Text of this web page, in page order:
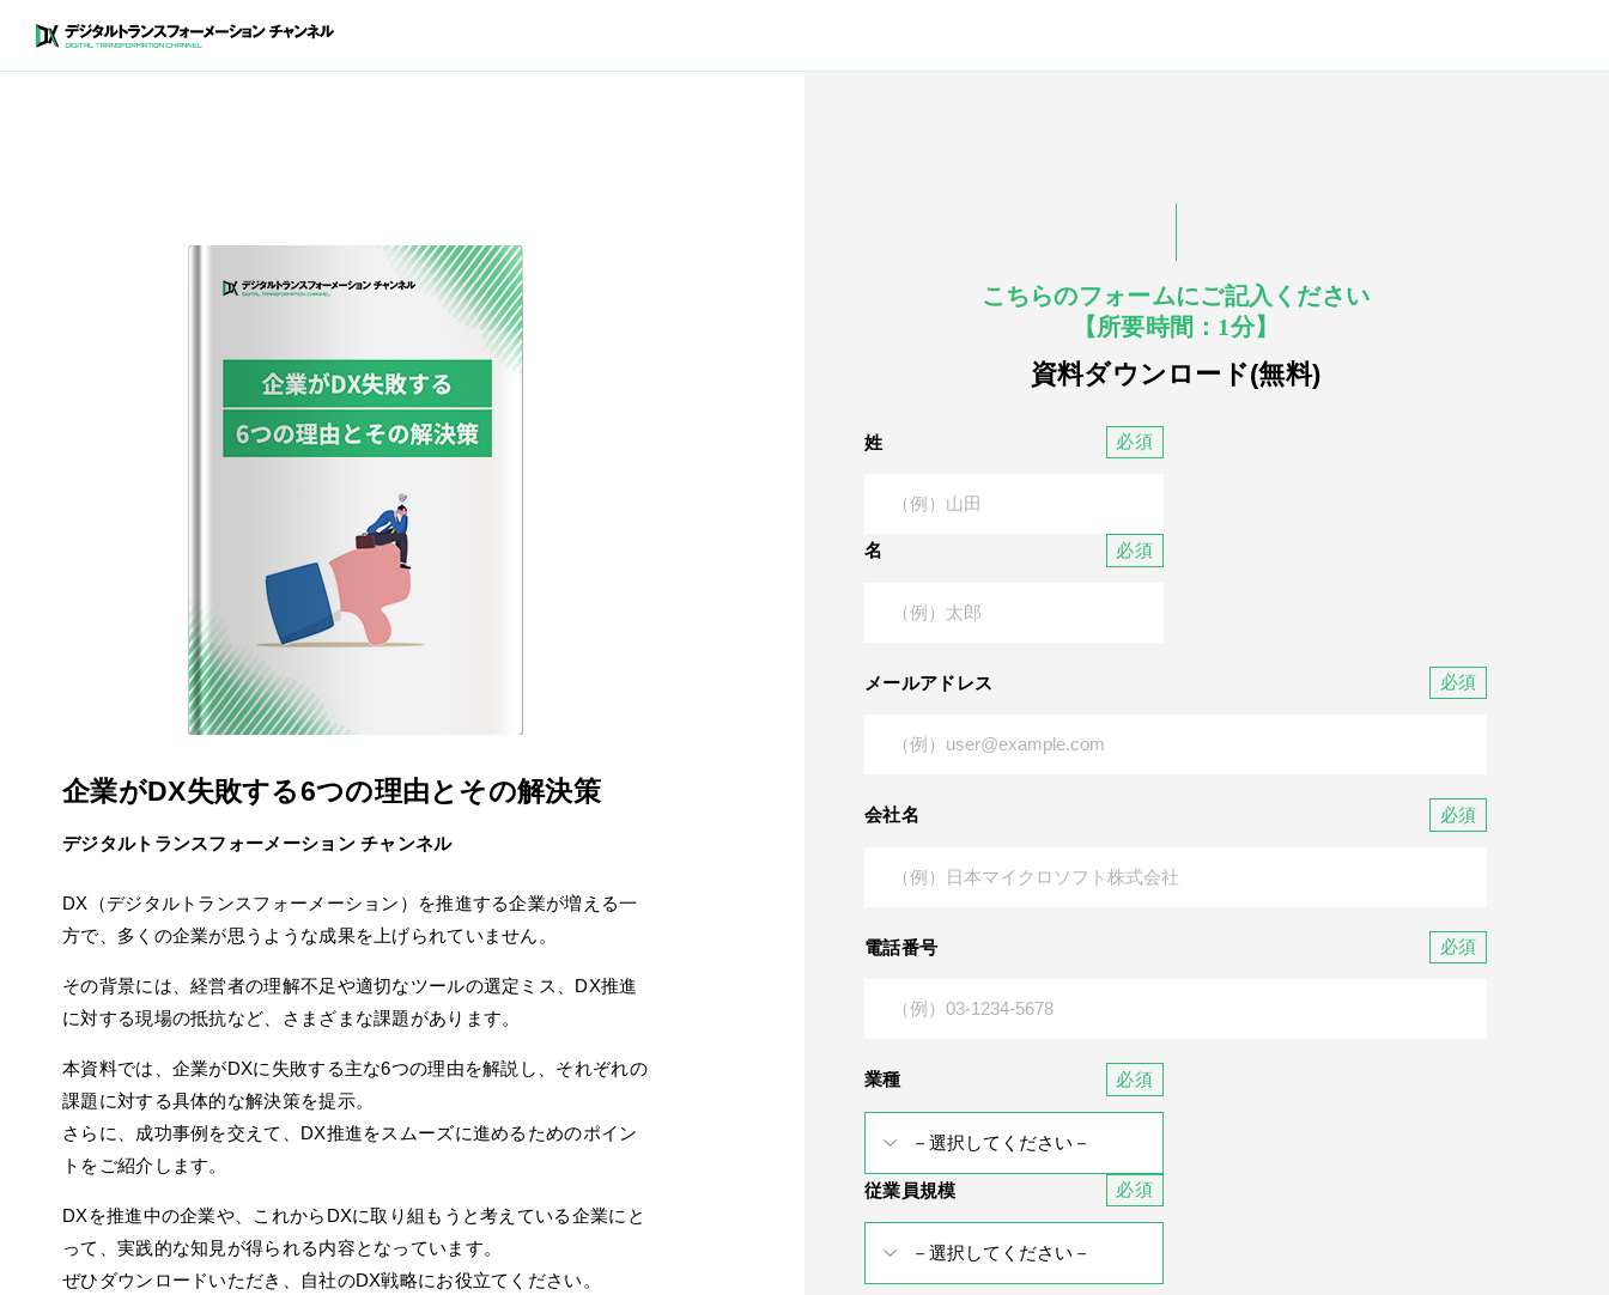
企業がDX失敗する6つの理由とその解決策
デジタルトランスフォーメーション チャンネル
DX（デジタルトランスフォーメーション）を推進する企業が増える一
方で、多くの企業が思うような成果を上げられていません。
その背景には、経営者の理解不足や適切なツールの選定ミス、DX推進
に対する現場の抵抗など、さまざまな課題があります。
本資料では、企業がDXに失敗する主な6つの理由を解説し、それぞれの
課題に対する具体的な解決策を提示。
さらに、成功事例を交えて、DX推進をスムーズに進めるためのポイン
トをご紹介します。
DXを推進中の企業や、これからDXに取り組もうと考えている企業にと
って、実践的な知見が得られる内容となっています。
ぜひダウンロードいただき、自社のDX戦略にお役立てください。
こちらのフォームにご記入ください
【所要時間：1分】
資料ダウンロード(無料)
姓
名
メールアドレス
会社名
電話番号
業種
従業員規模